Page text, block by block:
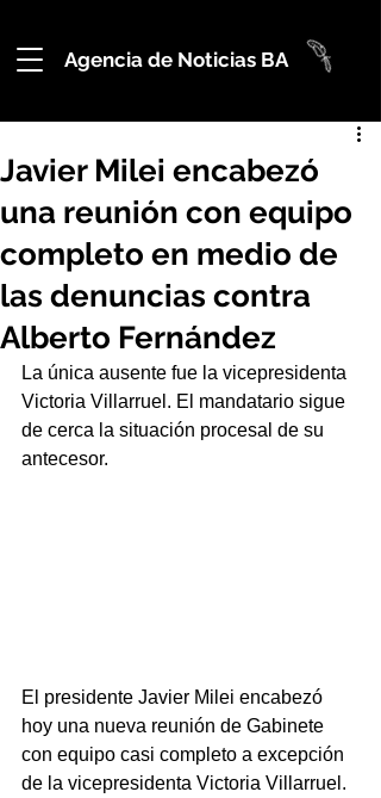
Agencia de Noticias BA
Javier Milei encabezó
una reunión con equipo
completo en medio de
las denuncias contra
Alberto Fernández
La única ausente fue la vicepresidenta
Victoria Villarruel. El mandatario sigue
de cerca la situación procesal de su
antecesor.
El presidente Javier Milei encabezó
hoy una nueva reunión de Gabinete
con equipo casi completo a excepción
de la vicepresidenta Victoria Villarruel.